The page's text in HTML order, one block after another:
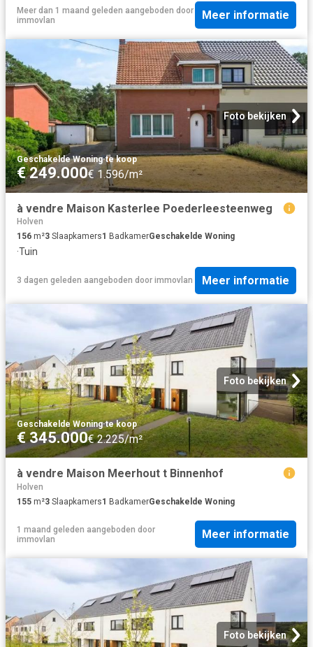
Meer dan 1 maand geleden aangeboden door
immovlan
Meer informatie
Foto bekijken
Geschakelde Woning·te koop
€ 249.000€ 1.596/m²
à vendre Maison Kasterlee Poederleesteenweg
Holven
156 m²3 Slaapkamers1 BadkamerGeschakelde Woning
·Tuin
3 dagen geleden aangeboden door immovlan Meer informatie
Foto bekijken
Geschakelde Woning·te koop
€ 345.000€ 2.225/m²
à vendre Maison Meerhout t Binnenhof
Holven
155 m²3 Slaapkamers1 BadkamerGeschakelde Woning
1 maand geleden aangeboden door
immovlan
Meer informatie
Foto bekijken